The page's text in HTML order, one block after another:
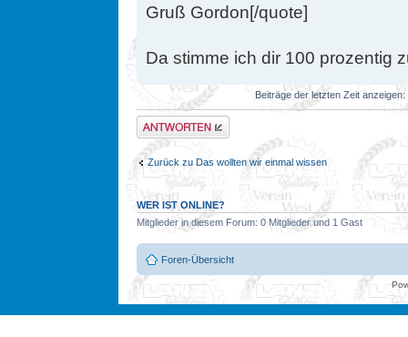
Gruß Gordon[/quote]
Da stimme ich dir 100 prozentig
Beiträge der letzten Zeit anzeigen:
Antwort erstellen
Zurück zu Das wollten wir einmal wissen
WER IST ONLINE?
Mitglieder in diesem Forum: 0 Mitglieder und 1 Gast
Foren-Übersicht